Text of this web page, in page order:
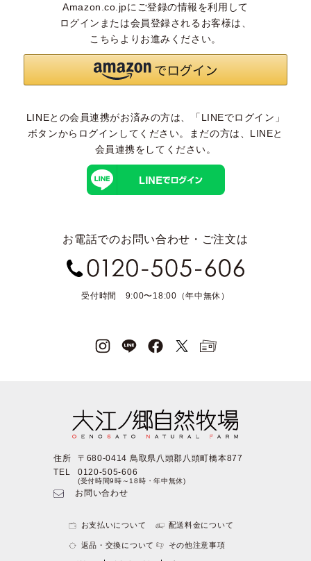
Amazon.co.jpにご登録の情報を利用して
ログインまたは会員登録されるお客様は、
こちらよりお進みください。
LINEとの会員連携がお済みの方は、「LINEでログイン」
ボタンからログインしてください。まだの方は、 LINEと
会員連携をしてください。
お電話でのお問い合わせ・ご注文は
受付時間 9:00〜18:00（年中無休）
住所
〒680-0414 鳥取県八頭郡八頭町橋本877
TEL
0120-505-606
(受付時間9時～18時・年中無休)
お問い合わせ
お支払いについて 配送料金について
返品・交換について その他注意事項